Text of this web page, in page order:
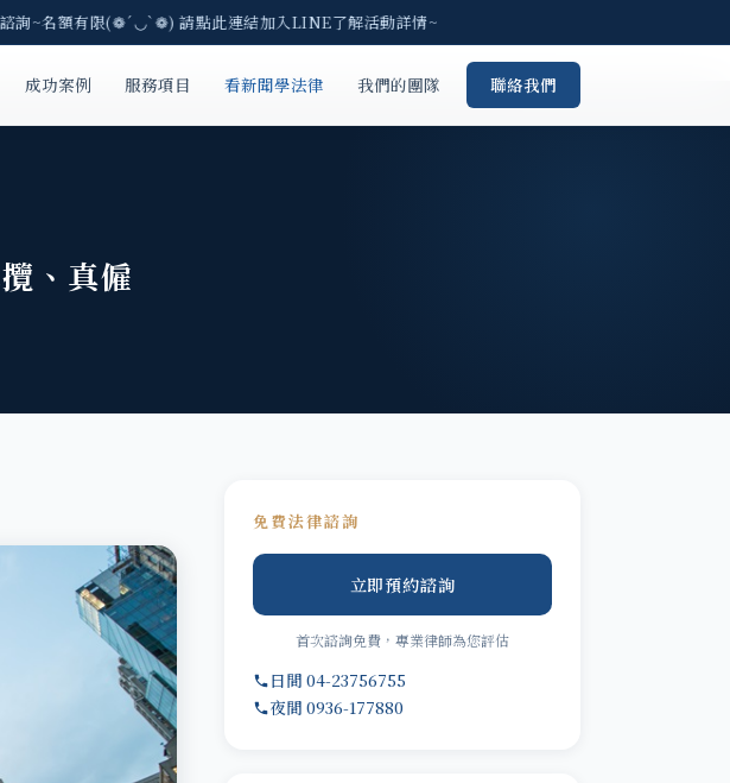
額有限(❁´◡`❁) 請點此連結加入LINE了解活動詳情~
成功案例 服務項目 看新聞學法律 我們的團隊 聯絡我們
、真僱
免費法律諮詢
立即預約諮詢
首次諮詢免費，專業律師為您評估
日間 04-23756755
夜間 0936-177880